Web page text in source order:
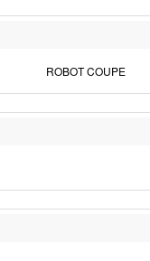
ROBOT COUPE